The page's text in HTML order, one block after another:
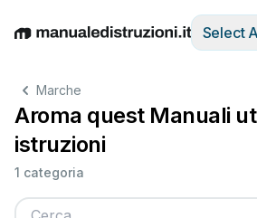
EnglishDeutschEspañolItaliano
Select
Marche
Aroma quest Manuali
istruzioni
1 categoria